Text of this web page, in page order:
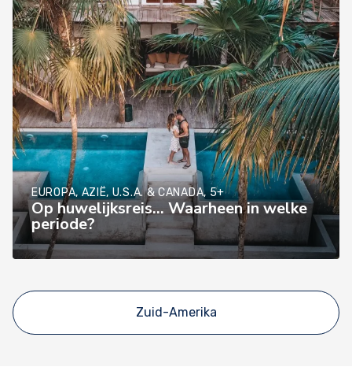
EUROPA, AZIË, U.S.A. & CANADA, 5+
Op huwelijksreis... Waarheen in welke
periode?
Zuid-Amerika